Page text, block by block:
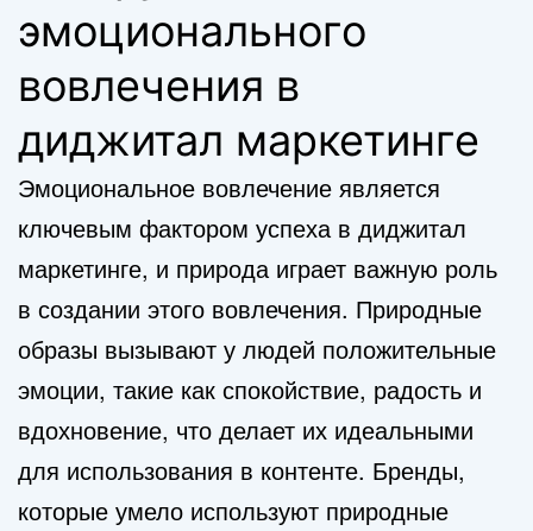
эмоционального
вовлечения в
диджитал маркетинге
Эмоциональное вовлечение является
ключевым фактором успеха в диджитал
маркетинге, и природа играет важную роль
в создании этого вовлечения. Природные
образы вызывают у людей положительные
эмоции, такие как спокойствие, радость и
вдохновение, что делает их идеальными
для использования в контенте. Бренды,
которые умело используют природные